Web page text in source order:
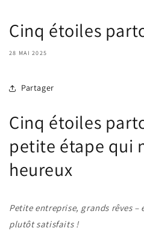
Cinq étoiles
28 MAI 2025
Partager
Cinq étoiles
petite étape qui
heureux
Petite entreprise, grands rêves
plutôt satisfaits !